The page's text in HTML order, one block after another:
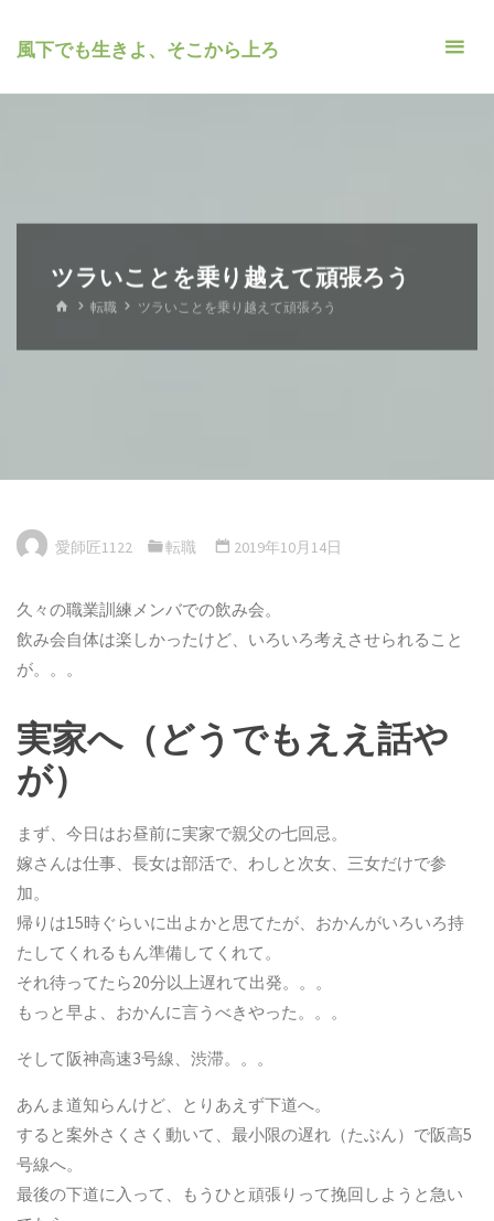
風下でも生きよ、そこから上ろ
ツラいことを乗り越えて頑張ろう
ホ 転職 ツラいことを乗り越えて頑張ろう
愛師匠1122 転職 2019年10月14日
久々の職業訓練メンバでの飲み会。
飲み会自体は楽しかったけど、いろいろ考えさせられること
が。。。
実家へ（どうでもええ話や
が）
まず、今日はお昼前に実家で親父の七回忌。
嫁さんは仕事、長女は部活で、わしと次女、三女だけで参
加。
帰りは15時ぐらいに出よかと思てたが、おかんがいろいろ持
たしてくれるもん準備してくれて。
それ待ってたら20分以上遅れて出発。。。
もっと早よ、おかんに言うべきやった。。。
そして阪神高速3号線、渋滞。。。
あんま道知らんけど、とりあえず下道へ。
すると案外さくさく動いて、最小限の遅れ（たぶん）で阪高5
号線へ。
最後の下道に入って、もうひと頑張りって挽回しようと急い